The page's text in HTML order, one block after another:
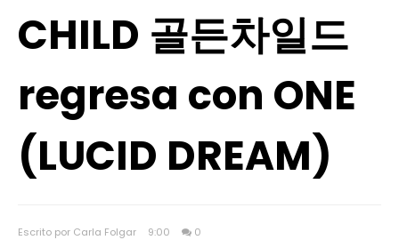
CHILD 골든차일드
regresa con ONE
(LUCID DREAM)
Escrito por Carla Folgar 9:00 0